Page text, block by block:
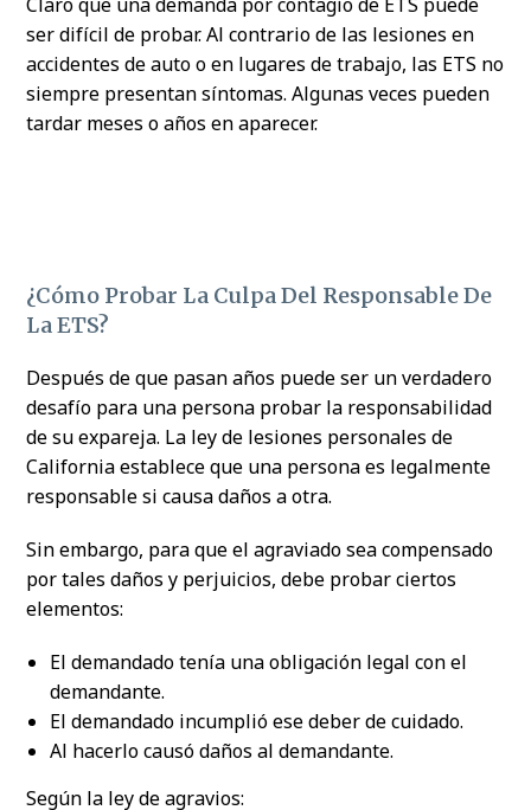
ser difícil de probar. Al contrario de las lesiones en
accidentes de auto o en lugares de trabajo, las ETS no
siempre presentan síntomas. Algunas veces pueden
tardar meses o años en aparecer.
¿Cómo Probar La Culpa Del Responsable De
La ETS?
Después de que pasan años puede ser un verdadero
desafío para una persona probar la responsabilidad
de su expareja. La ley de lesiones personales de
California establece que una persona es legalmente
responsable si causa daños a otra.
Sin embargo, para que el agraviado sea compensado
por tales daños y perjuicios, debe probar ciertos
elementos:
El demandado tenía una obligación legal con el
demandante.
El demandado incumplió ese deber de cuidado.
Al hacerlo causó daños al demandante.
Según la ley de agravios: